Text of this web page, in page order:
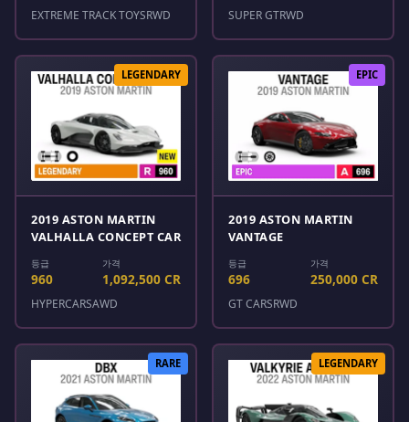
EXTREME TRACK TOYSRWD SUPER GTRWD
LEGENDARY
2019 ASTON MARTIN
VALHALLA CONCEPT CAR
등급
960
가격
1,092,500 CR
HYPERCARSAWD
EPIC
2019 ASTON MARTIN
VANTAGE
등급
696
가격
250,000 CR
GT CARSRWD
RARE LEGENDARY